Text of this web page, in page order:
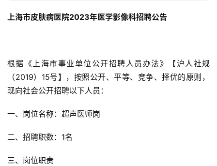
上海市皮肤病医院2023年医学影像科招聘公告
根据《上海市事业单位公开招聘人员办法》【沪人社规
（2019）15号】，按照公开、平等、竞争、择优的原则，
现向社会公开招聘以下人员：
一、岗位名称：超声医师岗
二、招聘职数：1名
三、岗位职责